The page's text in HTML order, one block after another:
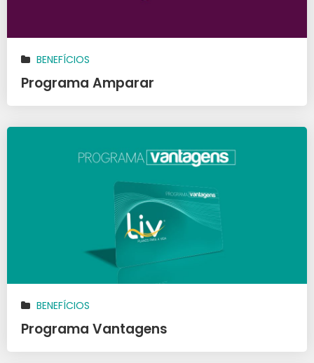
BENEFÍCIOS
Programa Amparar
BENEFÍCIOS
Programa Vantagens